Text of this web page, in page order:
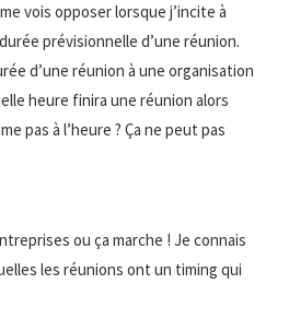
vois opposer lorsque j’incite à
prévisionnelle d’une réunion.
d’une réunion à une organisation
heure finira une réunion alors
pas à l’heure ? Ça ne peut pas
ou ça marche ! Je connais
les réunions ont un timing qui